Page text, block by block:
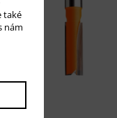
také
nám